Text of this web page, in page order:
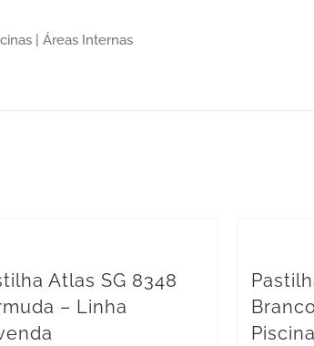
| Áreas Internas
Atlas SG 8348
– Linha
Piscina